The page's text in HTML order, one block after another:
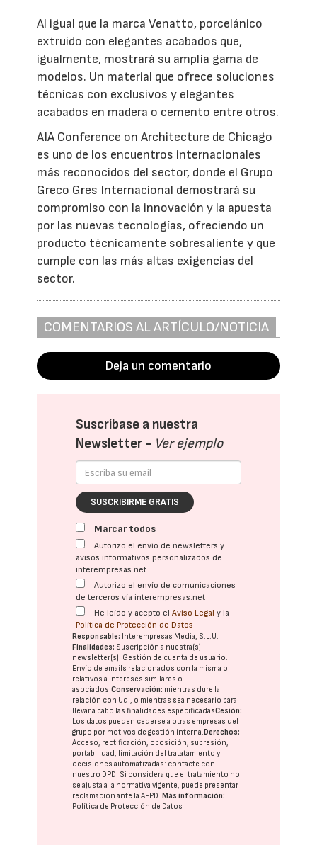
Al igual que la marca Venatto, porcelánico
extruido con elegantes acabados que,
igualmente, mostrará su amplia gama de
modelos. Un material que ofrece soluciones
técnicas con exclusivos y elegantes
acabados en madera o cemento entre otros.
AIA Conference on Architecture de Chicago
es uno de los encuentros internacionales
más reconocidos del sector, donde el Grupo
Greco Gres Internacional demostrará su
compromiso con la innovación y la apuesta
por las nuevas tecnologías, ofreciendo un
producto técnicamente sobresaliente y que
cumple con las más altas exigencias del
sector.
COMENTARIOS AL ARTÍCULO/NOTICIA
Deja un comentario
Suscríbase a nuestra
Newsletter - Ver ejemplo
SUSCRIBIRME GRATIS
Marcar todos
Autorizo el envío de newsletters y
avisos informativos personalizados de
interempresas.net
Autorizo el envío de comunicaciones
de terceros vía interempresas.net
He leído y acepto elAviso Legal y la
Política de Protección de Datos
Responsable: Interempresas Media, S.L.U.
Finalidades: Suscripción a nuestra(s)
newsletter(s). Gestión de cuenta de usuario.
Envío de emails relacionados con la misma o
relativos a intereses similares o
asociados.Conservación: mientras dure la
relación con Ud., o mientras sea necesario para
llevar a cabo las finalidades especificadasCesión:
Los datos pueden cederse a otras empresas del
grupo por motivos de gestión interna.Derechos:
Acceso, rectificación, oposición, supresión,
portabilidad, limitación del tratatamiento y
decisiones automatizadas: contacte con
nuestro DPD. Si considera que el tratamiento no
se ajusta a la normativa vigente, puede presentar
reclamación ante laAEPD.Más información:
Política de Protección de Datos